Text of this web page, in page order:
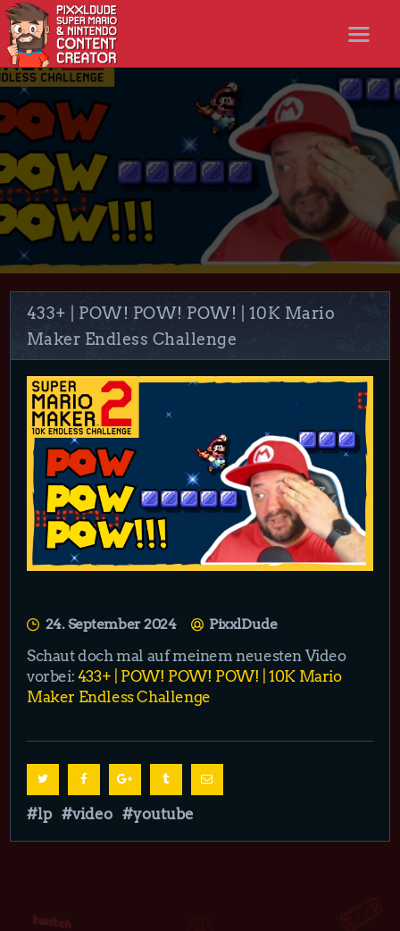
STARTSEITE
NEWS
STREAMS
LET’S PLAYS
NICER SHOP
FOLLOW ME
433+ | POW! POW! POW! | 10K Mario
Maker Endless Challenge
24. September 2024 PixxlDude
Schaut doch mal auf meinem neuesten Video
vorbei: 433+ | POW! POW! POW! | 10K Mario
Maker Endless Challenge
lp video youtube